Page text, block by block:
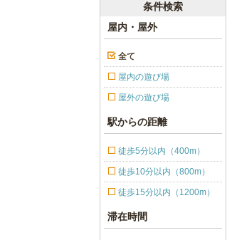
条件検索
屋内・屋外
全て
屋内の遊び場
屋外の遊び場
駅からの距離
徒歩5分以内（400m）
徒歩10分以内（800m）
徒歩15分以内（1200m）
滞在時間